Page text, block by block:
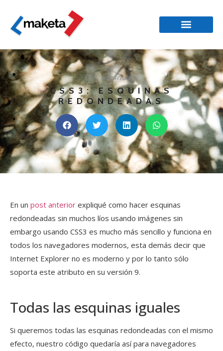
CSS ,maquetación
CSS3: ESQUINAS
REDONDEADAS
En un post anterior expliqué como hacer esquinas
redondeadas sin muchos líos usando imágenes sin
embargo usando CSS3 es mucho más sencillo y funciona en
todos los navegadores modernos, esta demás decir que
Internet Explorer no es moderno y por lo tanto sólo
soporta este atributo en su versión 9.
Todas las esquinas iguales
Si queremos todas las esquinas redondeadas con el mismo
efecto, nuestro código quedaría así para navegadores